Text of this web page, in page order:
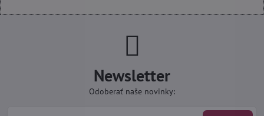
Newsletter
Odoberať naše novinky: